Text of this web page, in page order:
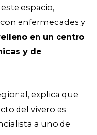
espacio,
enfermedades y
en un centro
y de
explica que
del vivero es
a uno de